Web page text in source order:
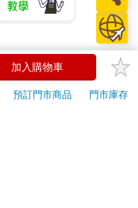
接獲電話要求您前往
受騙上當！
加入購物車
預訂門市商品
門市庫存